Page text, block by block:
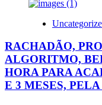
RACHADÃO,
ALGORITMO,
HORA PARA
E 3 MESES,